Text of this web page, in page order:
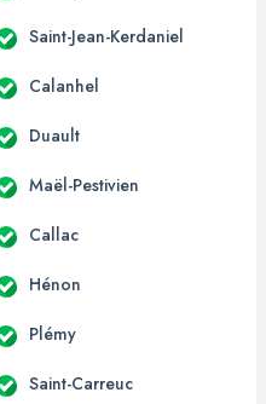
Saint-Jean-Kerdaniel
Calanhel
Duault
Maël-Pestivien
Callac
Hénon
Plémy
Saint-Carreuc